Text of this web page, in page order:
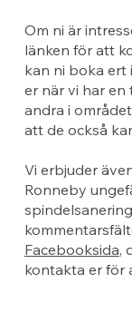
Om ni är
länken för att
kan ni boka ert
er när vi har en
andra i
att de också
Vi erbjuder
Ronneby
Facebooksida,
kontakta er för